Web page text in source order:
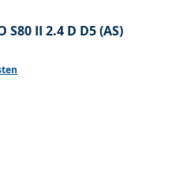
II 2.4 D D5 (AS)